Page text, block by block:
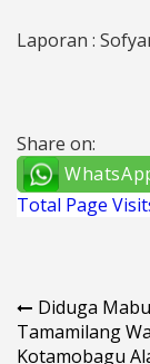
Laporan :
Share on:
Total Page
Navigasi
pos
Diduga
Tamamilang
Kotamobagu